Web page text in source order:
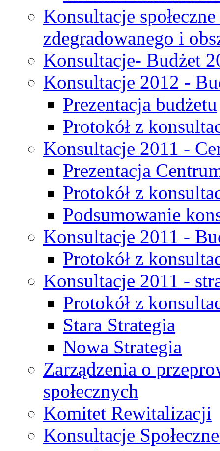
Konsultacje
zdegradowanego i
Konsultacje- Budżet
Konsultacje 2012 -
Prezentacja budżetu
Protokół z
Konsultacje 2011 -
Prezentacja
Protokół z
Podsumowanie
Konsultacje 2011 -
Protokół z
Konsultacje 2011 -
Protokół z
Stara Strategia
Nowa Strategia
Zarządzenia o
społecznych
Komitet Rewitalizacji
Konsultacje